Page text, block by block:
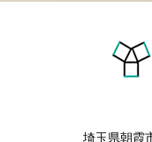
埼玉県朝霞